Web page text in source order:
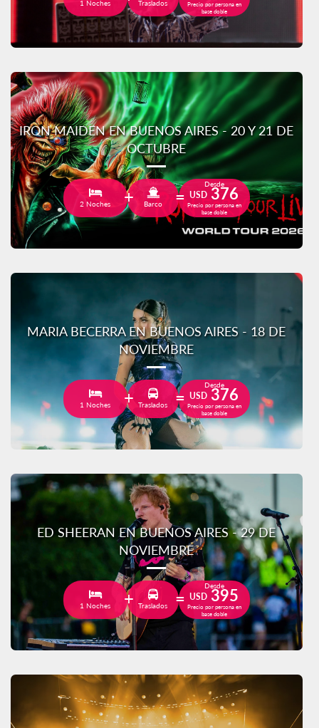
1 Noches Traslados
Precio por persona en
base doble
IRON MAIDEN EN BUENOS AIRES - 20 Y 21 DE
OCTUBRE
2 Noches Barco
Desde
USD 376
Precio por persona en
base doble
MARIA BECERRA EN BUENOS AIRES - 18 DE
NOVIEMBRE
1 Noches Traslados
Desde
USD 376
Precio por persona en
base doble
ED SHEERAN EN BUENOS AIRES - 29 DE
NOVIEMBRE
1 Noches Traslados
Desde
USD 395
Precio por persona en
base doble